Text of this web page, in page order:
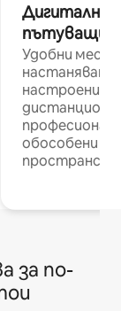
Дигитални
пътуващи
Удобни
настаняване
настроени и
обособени
за по-